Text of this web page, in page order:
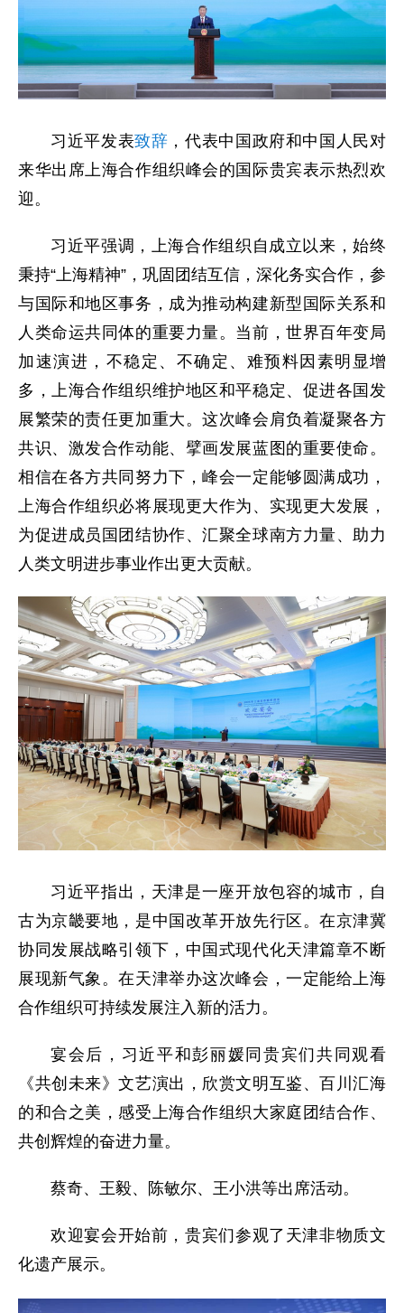
习近平发表致辞 ，代表中国政府和中国人民对
来华出席上海合作组织峰会的国际贵宾表示热烈欢
迎。
习近平强调，上海合作组织自成立以来，始终
秉持“上海精神”，巩固团结互信，深化务实合作，参
与国际和地区事务，成为推动构建新型国际关系和
人类命运共同体的重要力量。当前，世界百年变局
加速演进，不稳定、不确定、难预料因素明显增
多，上海合作组织维护地区和平稳定、促进各国发
展繁荣的责任更加重大。这次峰会肩负着凝聚各方
共识、激发合作动能、擘画发展蓝图的重要使命。
相信在各方共同努力下，峰会一定能够圆满成功，
上海合作组织必将展现更大作为、实现更大发展，
为促进成员国团结协作、汇聚全球南方力量、助力
人类文明进步事业作出更大贡献。
习近平指出，天津是一座开放包容的城市，自
古为京畿要地，是中国改革开放先行区。在京津冀
协同发展战略引领下，中国式现代化天津篇章不断
展现新气象。在天津举办这次峰会，一定能给上海
合作组织可持续发展注入新的活力。
宴会后，习近平和彭丽媛同贵宾们共同观看
《共创未来》文艺演出，欣赏文明互鉴、百川汇海
的和合之美，感受上海合作组织大家庭团结合作、
共创辉煌的奋进力量。
蔡奇、王毅、陈敏尔、王小洪等出席活动。
欢迎宴会开始前，贵宾们参观了天津非物质文
化遗产展示。